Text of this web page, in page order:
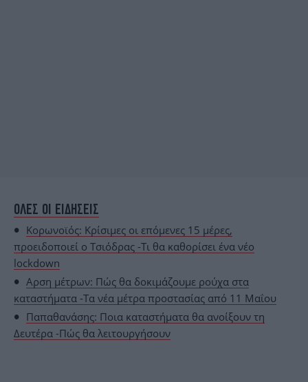
ΟΛΕΣ ΟΙ ΕΙΔΗΣΕΙΣ
Κορωνοϊός: Κρίσιμες οι επόμενες 15 μέρες,
προειδοποιεί ο Τσιόδρας -Τι θα καθορίσει ένα νέο
lockdown
Αρση μέτρων: Πώς θα δοκιμάζουμε ρούχα στα
καταστήματα -Τα νέα μέτρα προστασίας από 11 Μαΐου
Παπαθανάσης: Ποια καταστήματα θα ανοίξουν τη
Δευτέρα -Πώς θα λειτουργήσουν